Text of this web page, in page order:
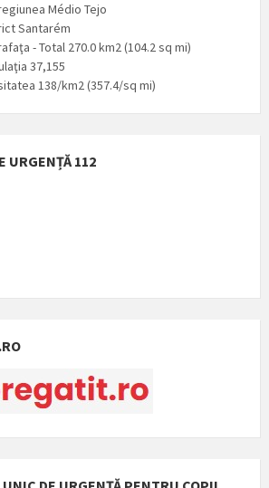
Médio Tejo
Santarém
- Total 270.0 km2 (104.2 sq mi)
37,155
138/km2 (357.4/sq mi)
URGENȚĂ 112